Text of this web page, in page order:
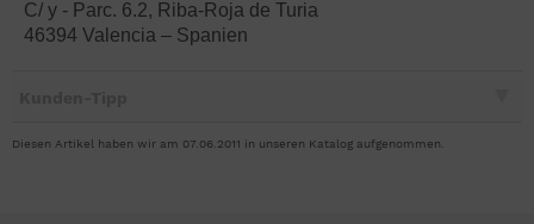
C/ y - Parc. 6.2, Riba-Roja de Turia
46394 Valencia – Spanien
Diesen Artikel haben wir am 07.06.2011 in unseren Katalog aufgenommen.